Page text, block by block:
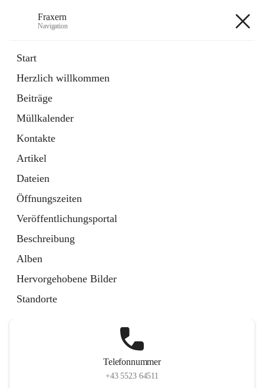
Fraxern
Navigation
Start
Herzlich willkommen
Beiträge
Müllkalender
Kontakte
Artikel
Dateien
Öffnungszeiten
Veröffentlichungsportal
Beschreibung
Alben
Hervorgehobene Bilder
Standorte
Ordner
in
Tab
Formulare
Artikel
öffnet
in
neuem
Tab
Telefonnummer
+43 5523 64511